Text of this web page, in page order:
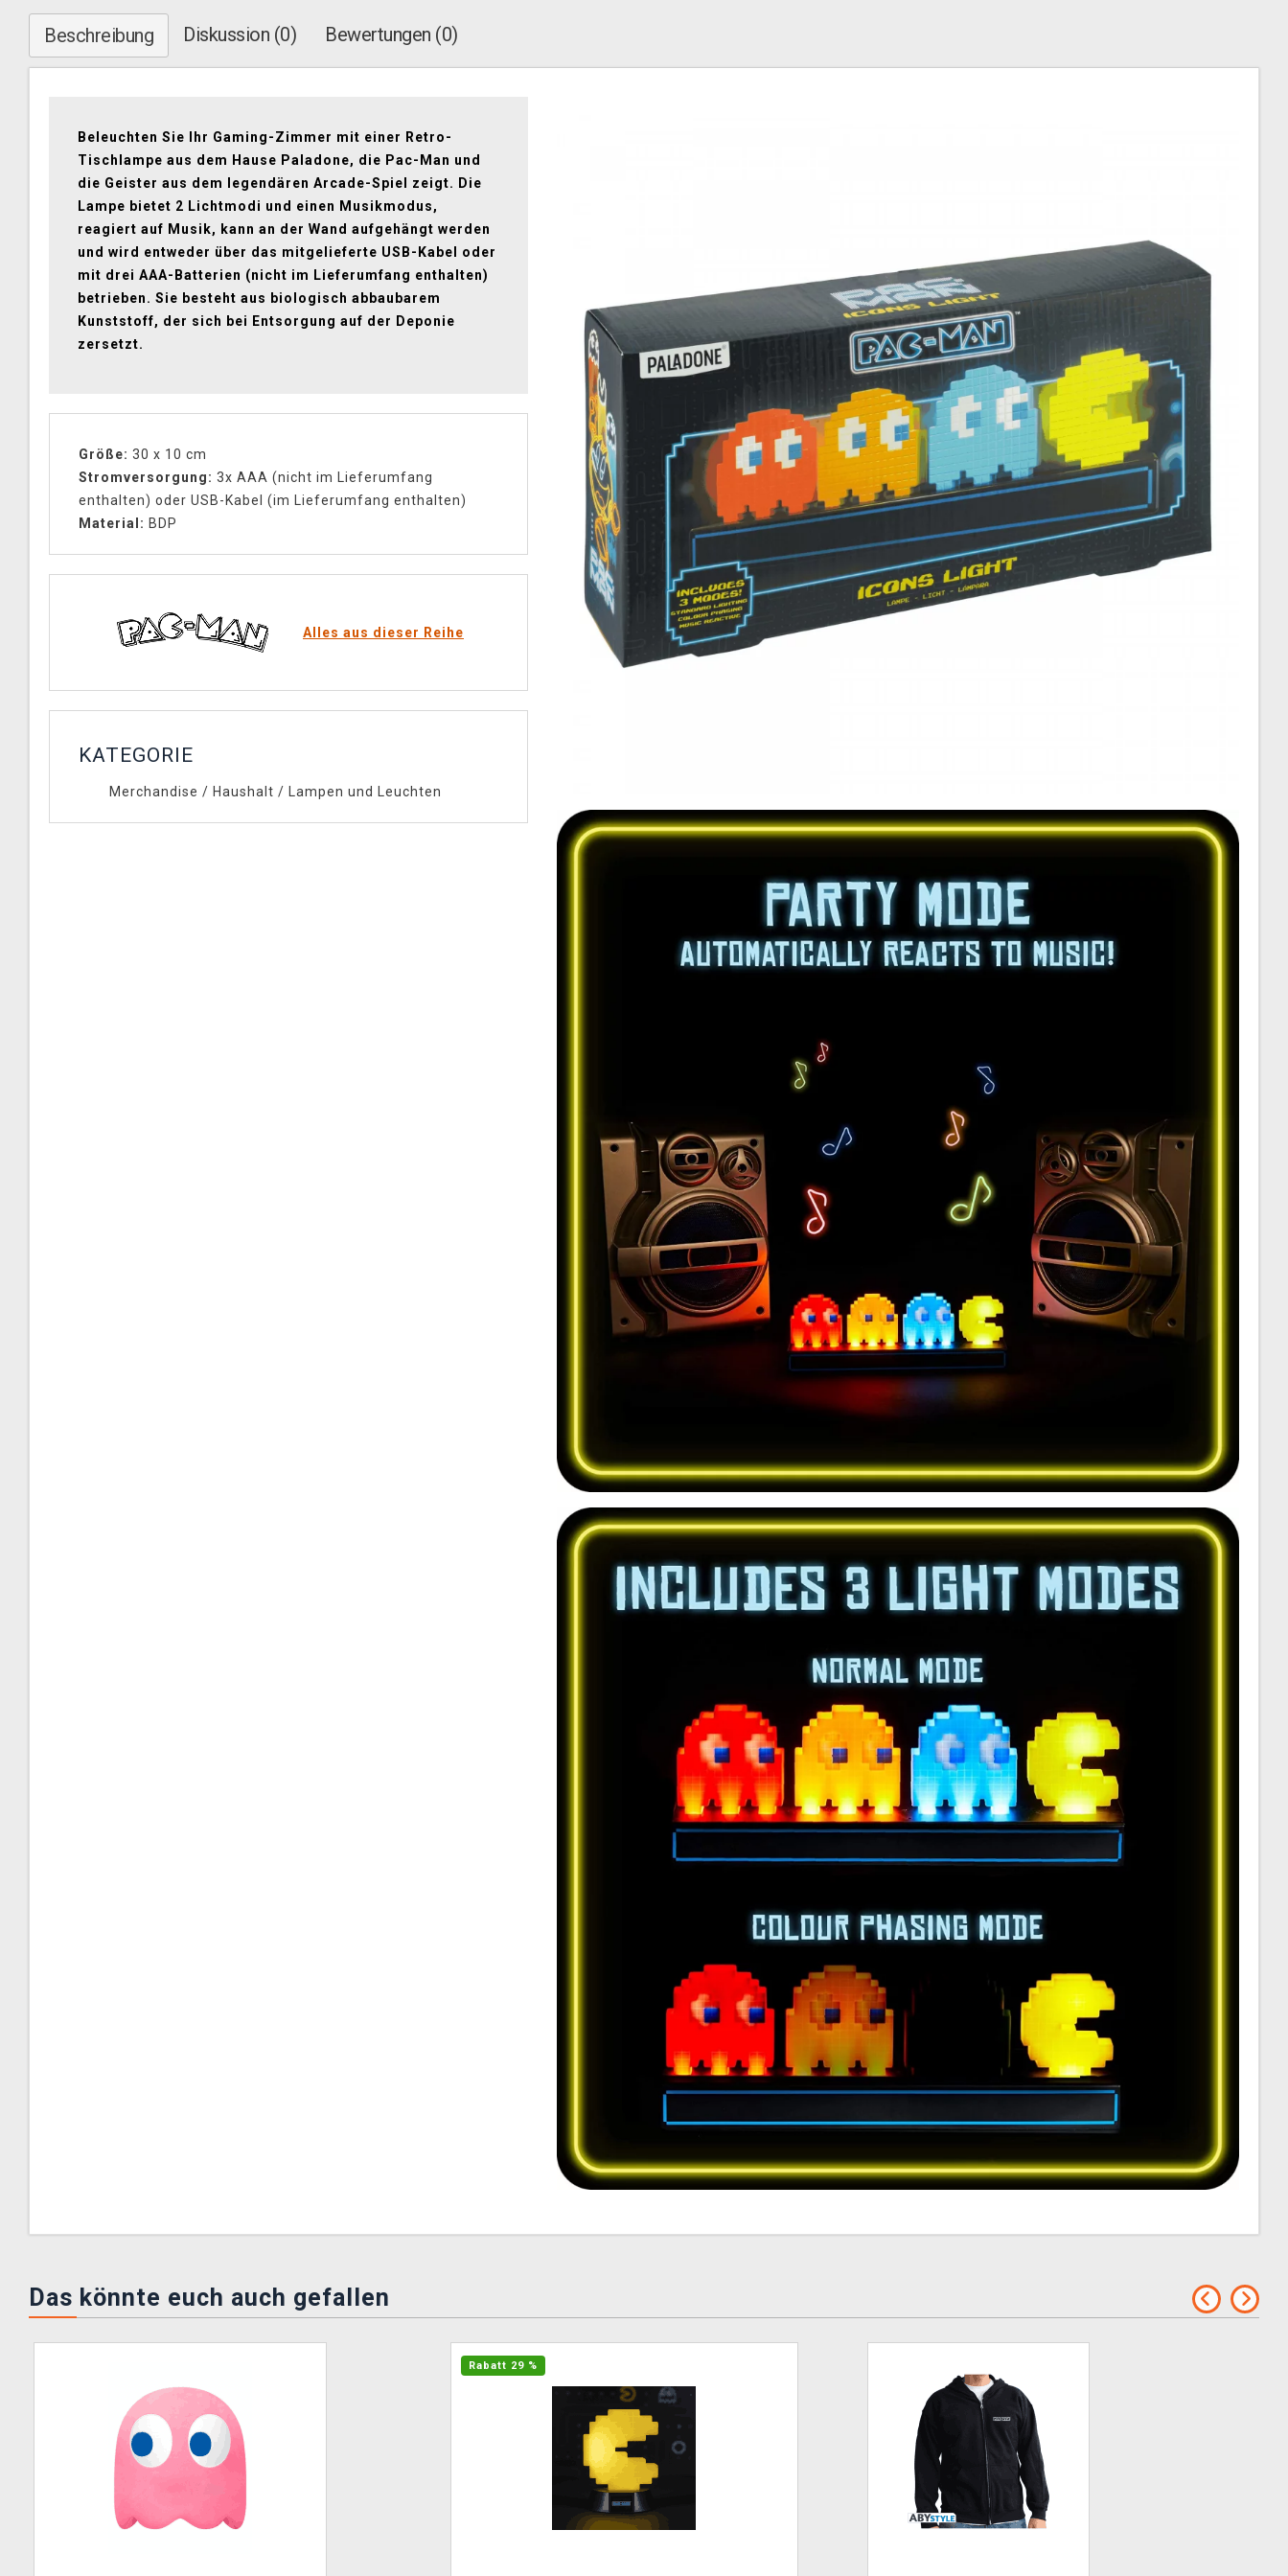
Beschreibung Diskussion (0) Bewertungen (0)
Beleuchten Sie Ihr Gaming-Zimmer mit einer Retro-
Tischlampe aus dem Hause Paladone, die Pac-Man und
die Geister aus dem legendären Arcade-Spiel zeigt. Die
Lampe bietet 2 Lichtmodi und einen Musikmodus,
reagiert auf Musik, kann an der Wand aufgehängt werden
und wird entweder über das mitgelieferte USB-Kabel oder
mit drei AAA-Batterien (nicht im Lieferumfang enthalten)
betrieben. Sie besteht aus biologisch abbaubarem
Kunststoff, der sich bei Entsorgung auf der Deponie
zersetzt.
Größe: 30 x 10 cm
Stromversorgung: 3x AAA (nicht im Lieferumfang
enthalten) oder USB-Kabel (im Lieferumfang enthalten)
Material: BDP
Alles aus dieser Reihe
KATEGORIE
Merchandise / Haushalt / Lampen und Leuchten
Das könnte euch auch gefallen
Rabatt 29 %